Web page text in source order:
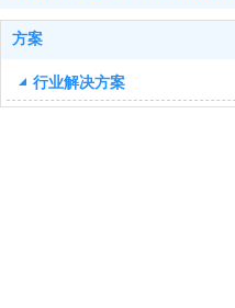
方案
行业解决方案